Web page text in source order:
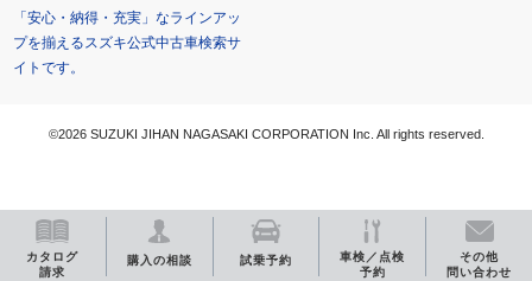
カタログ
請求
購入の相談 試乗予約
車検／点検
予約
その他
問い合わせ
「安心・納得・充実」なラインアッ
プを揃えるスズキ公式中古車検索サ
イトです。
©2026 SUZUKI JIHAN NAGASAKI CORPORATION Inc. All rights reserved.